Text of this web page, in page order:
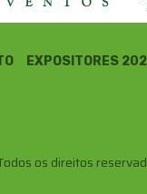
EXPOSITORES
os direitos